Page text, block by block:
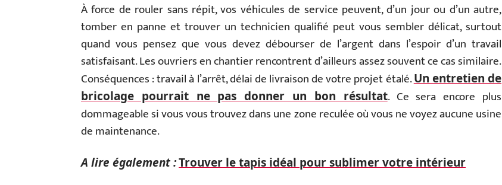
À force de rouler sans répit, vos véhicules de service peuvent, d’un jour ou d’un autre,
tomber en panne et trouver un technicien qualifié peut vous sembler délicat, surtout
quand vous pensez que vous devez débourser de l’argent dans l’espoir d’un travail
satisfaisant. Les ouvriers en chantier rencontrent d’ailleurs assez souvent ce cas similaire.
Conséquences : travail à l’arrêt, délai de livraison de votre projet étalé.Un entretien de
bricolage pourrait ne pas donner un bon résultat. Ce sera encore plus
dommageable si vous vous trouvez dans une zone reculée où vous ne voyez aucune usine
de maintenance.
A lire également :Trouver le tapis idéal pour sublimer votre intérieur